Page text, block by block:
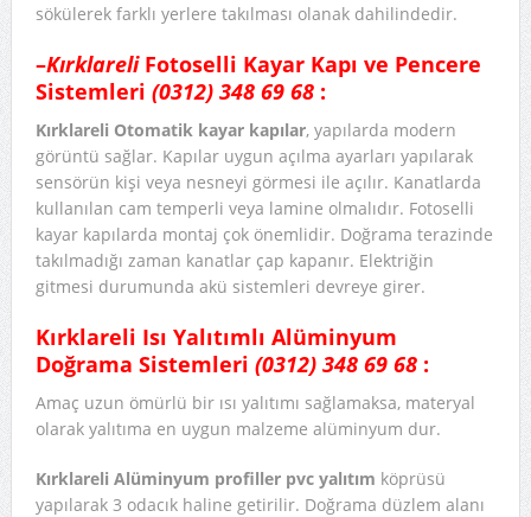
sökülerek farklı yerlere takılması olanak dahilindedir.
–Kırklareli Fotoselli Kayar Kapı ve Pencere
Sistemleri (0312) 348 69 68 :
Kırklareli Otomatik kayar kapılar, yapılarda modern
görüntü sağlar. Kapılar uygun açılma ayarları yapılarak
sensörün kişi veya nesneyi görmesi ile açılır. Kanatlarda
kullanılan cam temperli veya lamine olmalıdır. Fotoselli
kayar kapılarda montaj çok önemlidir. Doğrama terazinde
takılmadığı zaman kanatlar çap kapanır. Elektriğin
gitmesi durumunda akü sistemleri devreye girer.
Kırklareli Isı Yalıtımlı Alüminyum
Doğrama Sistemleri (0312) 348 69 68 :
Amaç uzun ömürlü bir ısı yalıtımı sağlamaksa, materyal
olarak yalıtıma en uygun malzeme alüminyum dur.
Kırklareli Alüminyum profiller pvc yalıtım köprüsü
yapılarak 3 odacık haline getirilir. Doğrama düzlem alanı